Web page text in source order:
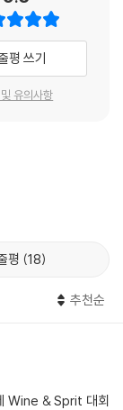
평 쓰기
유의사항
평 18
추천순
Wine & Sprit 대회